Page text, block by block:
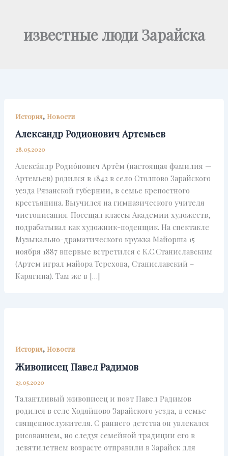
содержимому
известные люди Зарайска
История, Новости
Александр Родионович Артемьев
28.05.2020
Алекса́ндр Родио́нович Артём (настоящая фамилия —
Артемьев) родился в 1842 в село Столпово Зарайского
уезда Рязанской губернии, в семье крепостного
крестьянина. Выучился на гимназического учителя
чистописания. Посещал классы Академии художеств,
подрабатывал как художник-поденщик. На спектакле
Музыкально-драматического кружка Майорша 15
ноября 1887 впервые встретился с К.С.Станиславским
(Артем играл майора Терехова, Станиславский –
Карягина). Там же в […]
История, Новости
Живописец Павел Радимов
23.05.2020
Талантливый живописец и поэт Павел Радимов
родился в селе Ходяйново Зарайского уезда, в семье
священнослужителя. С раннего детства он увлекался
рисованием, но следуя семейной традиции его в
девятилетнем возрасте отправили в Зарайск для